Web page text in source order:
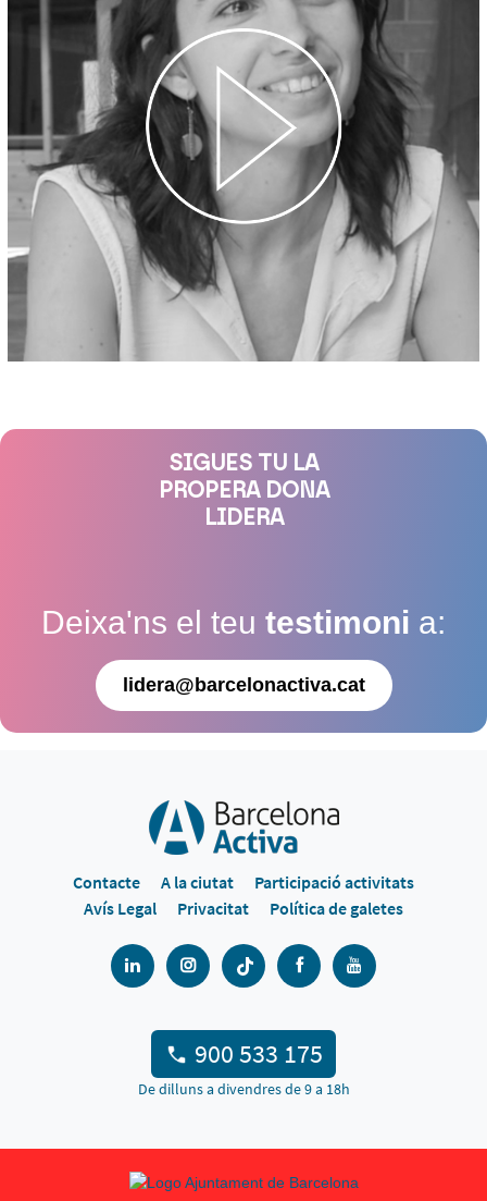
SIGUES TU LA
PROPERA DONA
LIDERA
Deixa'ns el teu testimoni a:
lidera@barcelonactiva.cat
Contacte A la ciutat
Participació activitats
Avís Legal
Privacitat Política de galetes
900 533 175
De dilluns a divendres de 9 a 18h